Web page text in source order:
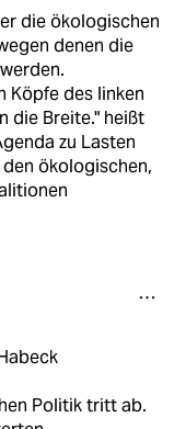
die ökologischen
denen die
Köpfe des linken
die Breite." heißt
zu Lasten
ökologischen,
Politik tritt ab.